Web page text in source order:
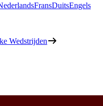
FransDuitsEngels
Wedstrijden